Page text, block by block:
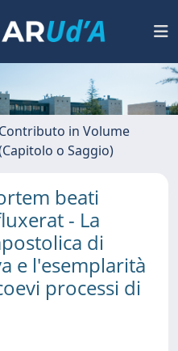
in Volume
o Saggio)
beati
- La
di
e l'esemplarità
processi di